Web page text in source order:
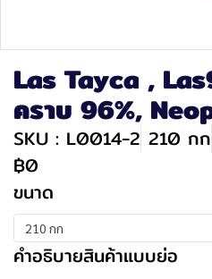
Las Tayca ,
คราบ 96%,
SKU : L0014-2 210 กก
฿0
ขนาด
210 กก
คำอธิบายสินค้าแบบย่อ